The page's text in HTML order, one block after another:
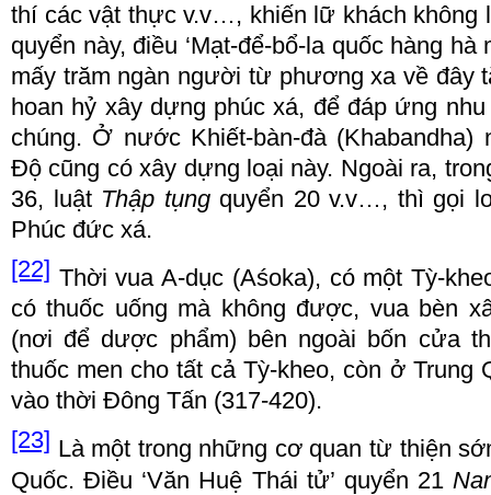
thí các vật thực v.v… , khiến lữ khách không
quyển này, điều ‘Mạt-để-bổ-la quốc hàng hà
mấy trăm ngàn người từ phương xa về đây t
hoan hỷ xây dựng phúc xá, để đáp ứng
chúng. Ở nước Khiết-bàn-đà(Khabandha)
Độ cũng cóxây dựng loại này. Ngoài ra,
36, luật Thập tụngquyển 20 v.v… , thì gọi
Phúc đức xá.
[22] Thời vua A-dục (Aśoka), cómột Tỳ-
có thuốc uống màkhông được, vua bèn
(nơi để dược phẩm) bên ngoài bốn cửa th
thuốc men cho tất cảTỳ-kheo, còn ởTrung
vào thời Đông Tấn (317-420).
[23] Làmột trong những cơquan từ thiện sớ
Quốc.Điều ‘Văn Huệ Thái tử’ quyển 21